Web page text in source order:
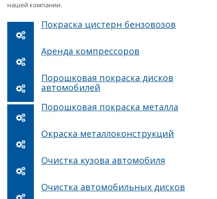
нашей компании.
Покраска цистерн бензовозов
Аренда компрессоров
Порошковая покраска дисков
автомобилей
Порошковая покраска металла
Окраска металлоконструкций
Очистка кузова автомобиля
Очистка автомобильных дисков